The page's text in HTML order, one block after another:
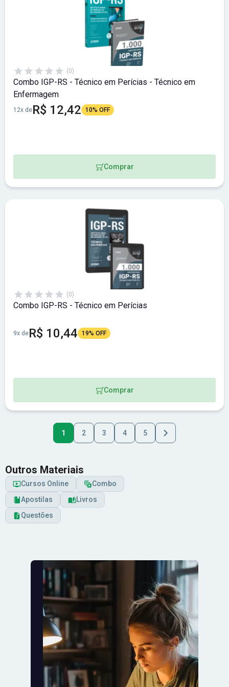
(0)
Combo IGP-RS - Técnico em Perícias - Técnico em
Enfermagem
12x deR$ 12,42 10% OFF
Comprar
(0)
Combo IGP-RS - Técnico em Perícias
9x deR$ 10,44 19% OFF
Comprar
1 2 3 4 5
Outros Materiais
Cursos Online
Combo
Apostilas
Livros
Questões